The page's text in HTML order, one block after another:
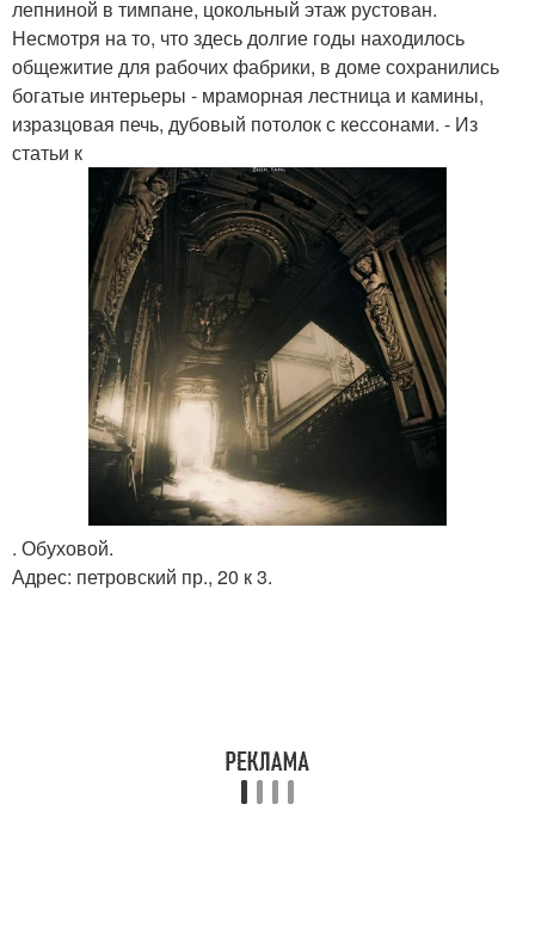
лепниной в тимпане, цокольный этаж рустован.
Несмотря на то, что здесь долгие годы находилось
общежитие для рабочих фабрики, в доме сохранились
богатые интерьеры - мраморная лестница и камины,
изразцовая печь, дубовый потолок с кессонами. - Из
статьи к
. Обуховой.
Адрес: петровский пр., 20 к 3.